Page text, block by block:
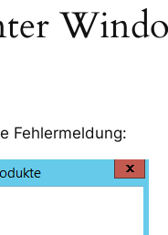
Fehlermeldung: